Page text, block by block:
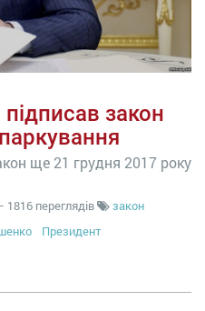
закон
ще 21 грудня 2017 року
1816 переглядів
закон
Президент